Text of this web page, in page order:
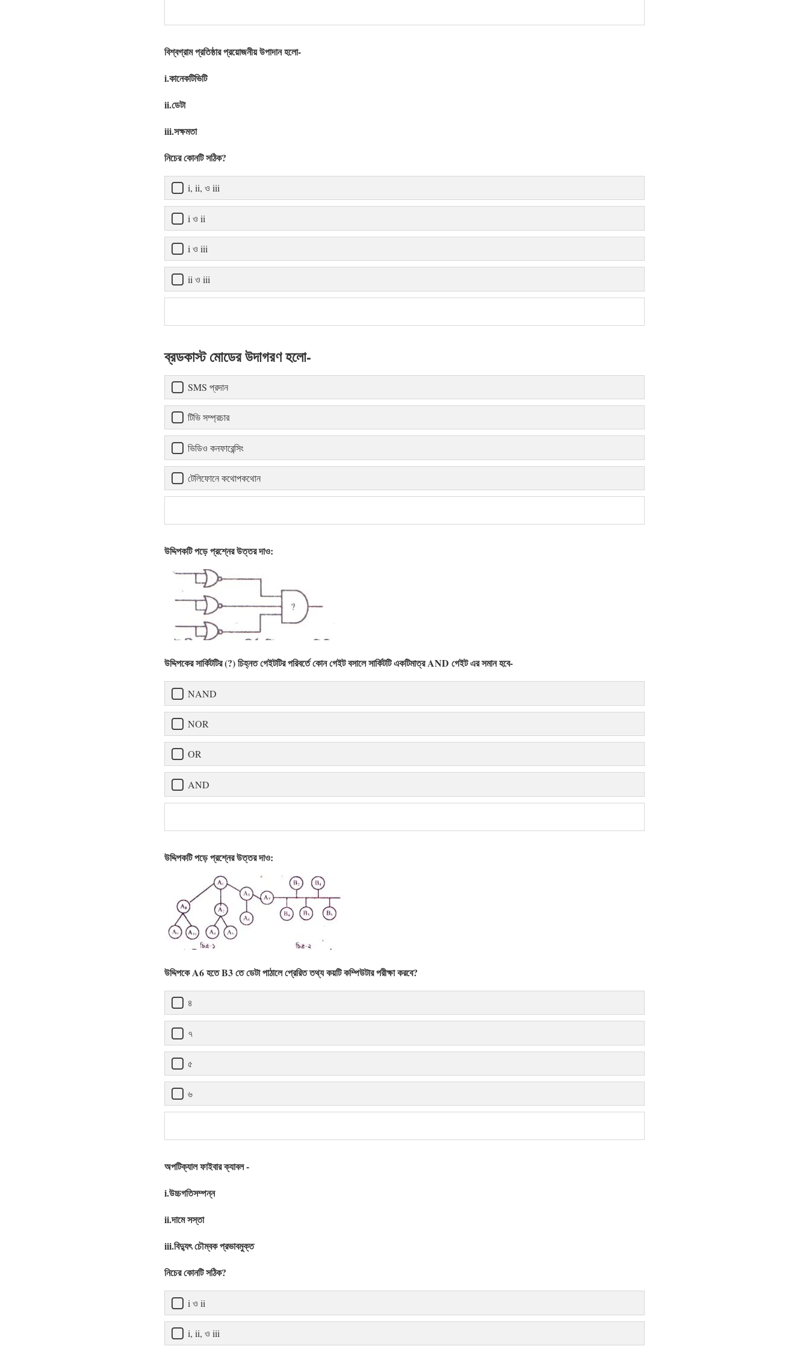
বিশ্বগ্রাম প্রতিষ্ঠার প্রয়োজনীয় উপাদান হলো-
i.কানেকটিভিটি
ii.ডেটা
iii.সক্ষমতা
নিচের কোনটি সঠিক?
i, ii, ও iii
i ও ii
i ও iii
ii ও iii
ব্রডকাস্ট মোডের উদাগরণ হলো-
SMS প্রদান
টিভি সম্প্রচার
ভিডিও কনফারেন্সিং
টেলিফোনে কথোপকথোন
উদ্দিপকটি পড়ে প্রশ্নের উত্তর দাও:
উদ্দিপকের সার্কিটটির (?) চিহ্নত গেইটটির পরিবর্তে কোন গেইট বসালে সার্কিটটি একটিমাত্র AND গেইট এর সমান হবে-
NAND
NOR
OR
AND
উদ্দিপকটি পড়ে প্রশ্নের উত্তর দাও:
উদ্দিপকে A6 হতে B3 তে ডেটা পাঠালে প্রেরিত তথ্য কয়টি কম্পিউটার পরীক্ষা করবে?
৪
৭
৫
৬
অপটিক্যাল ফাইবার ক্যাবল -
i.উচ্চগতিসম্পন্ন
ii.দামে সস্তা
iii.বিদ্যুৎ চৌম্বক প্রভাবমুক্ত
নিচের কোনটি সঠিক?
i ও ii
i, ii, ও iii